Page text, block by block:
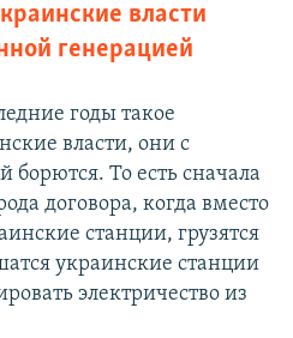
власти
генерацией
годы такое
власти, они с
борются. То есть сначала
договора, когда вместо
станции, грузятся
украинские станции
электричество из